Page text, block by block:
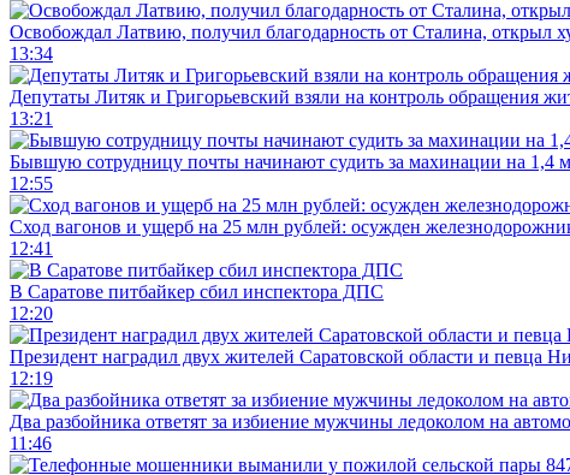
Освобождал Латвию, получил благодарность от Сталина, открыл
13:34
Депутаты Литяк и Григорьевский взяли на контроль обращения
13:21
Бывшую сотрудницу почты начинают судить за махинации на 1,4
12:55
Сход вагонов и ущерб на 25 млн рублей: осужден
12:41
В Саратове питбайкер сбил инспектора ДПС
12:20
Президент наградил двух жителей Саратовской области и певца
12:19
Два разбойника ответят за избиение мужчины ледоколом на
11:46